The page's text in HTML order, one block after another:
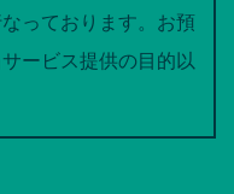
なっております。お預
ービス提供の目的以